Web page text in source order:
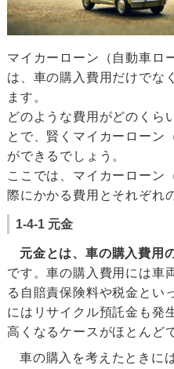
マイカーローン（自動車ロ
は、車の購入費用だけでな
ます。
どのような費用がどのくら
とで、賢くマイカーローン
ができるでしょう。
ここでは、マイカーローン
際にかかる費用とそれぞれ
1-4-1 元金
元金とは、車の購入費用
です。車の購入費用には車
る自賠責保険料や税金とい
にはリサイクル預託金も発
高くなるケースがほとんど
車の購入を考えたときに